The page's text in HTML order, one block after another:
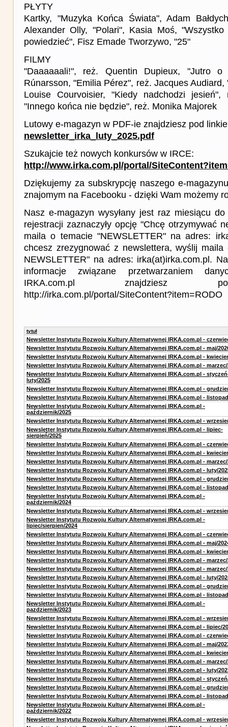
PŁYTY
Kartky, "Muzyka Końca Świata", Adam
Alexander Olly, "Polari", Kasia Moś,
powiedzieć", Fisz Emade Tworzywo, "25"
FILMY
"Daaaaaali!", reż. Quentin Dupieux, "Jutro
Rúnarsson, "Emilia Pérez", reż. Jacques
Louise Courvoisier, "Kiedy nadchodzi
"Innego końca nie będzie", reż. Monika Majorek
Lutowy e-magazyn w PDF-ie znajdziesz pod
newsletter_irka_luty_2025.pdf
Szukajcie też nowych konkursów w IRCE:
http://www.irka.com.pl/portal/
Dziękujemy za subskrypcję naszego e-
znajomym na Facebooku - dzięki Wam możemy
Nasz e-magazyn wysyłany jest raz miesiącu
rejestracji zaznaczyły opcję "Chcę otrzymywać
maila o temacie "NEWSLETTER" na adres:
chcesz zrezygnować z newslettera, wyślij
NEWSLETTER" na adres: irka(at)irka.com.pl.
informacje związane przetwarzaniem
IRKA.com.pl znajdziesz
http://irka.com.pl/portal/SiteContent?item=RODO
tytuł
Newsletter Instytutu Rozwoju Kultury Alternatywnej IRKA.com.pl -
Newsletter Instytutu Rozwoju Kultury Alternatywnej IRKA.com.pl - maj/
Newsletter Instytutu Rozwoju Kultury Alternatywnej IRKA.com.pl -
Newsletter Instytutu Rozwoju Kultury Alternatywnej IRKA.com.pl - marzec/
Newsletter Instytutu Rozwoju Kultury Alternatywnej IRKA.com.pl -
luty/2025
Newsletter Instytutu Rozwoju Kultury Alternatywnej IRKA.com.pl -
Newsletter Instytutu Rozwoju Kultury Alternatywnej IRKA.com.pl -
Newsletter Instytutu Rozwoju Kultury Alternatywnej IRKA.com.pl -
październik/2025
Newsletter Instytutu Rozwoju Kultury Alternatywnej IRKA.com.pl -
Newsletter Instytutu Rozwoju Kultury Alternatywnej IRKA.com.pl - lipiec-
sierpień/2025
Newsletter Instytutu Rozwoju Kultury Alternatywnej IRKA.com.pl -
Newsletter Instytutu Rozwoju Kultury Alternatywnej IRKA.com.pl -
Newsletter Instytutu Rozwoju Kultury Alternatywnej IRKA.com.pl - marzec/
Newsletter Instytutu Rozwoju Kultury Alternatywnej IRKA.com.pl - luty/
Newsletter Instytutu Rozwoju Kultury Alternatywnej IRKA.com.pl -
Newsletter Instytutu Rozwoju Kultury Alternatywnej IRKA.com.pl -
Newsletter Instytutu Rozwoju Kultury Alternatywnej IRKA.com.pl -
październik/2024
Newsletter Instytutu Rozwoju Kultury Alternatywnej IRKA.com.pl -
Newsletter Instytutu Rozwoju Kultury Alternatywnej IRKA.com.pl -
lipiec/sierpien/2024
Newsletter Instytutu Rozwoju Kultury Alternatywnej IRKA.com.pl -
Newsletter Instytutu Rozwoju Kultury Alternatywnej IRKA.com.pl - maj/
Newsletter Instytutu Rozwoju Kultury Alternatywnej IRKA.com.pl -
Newsletter Instytutu Rozwoju Kultury Alternatywnej IRKA.com.pl - marzec/
Newsletter Instytutu Rozwoju Kultury Alternatywnej IRKA.com.pl - marzec/
Newsletter Instytutu Rozwoju Kultury Alternatywnej IRKA.com.pl - luty/
Newsletter Instytutu Rozwoju Kultury Alternatywnej IRKA.com.pl -
Newsletter Instytutu Rozwoju Kultury Alternatywnej IRKA.com.pl -
Newsletter Instytutu Rozwoju Kultury Alternatywnej IRKA.com.pl -
pazdziernik/2023
Newsletter Instytutu Rozwoju Kultury Alternatywnej IRKA.com.pl -
Newsletter Instytutu Rozwoju Kultury Alternatywnej IRKA.com.pl - lipiec/
Newsletter Instytutu Rozwoju Kultury Alternatywnej IRKA.com.pl -
Newsletter Instytutu Rozwoju Kultury Alternatywnej IRKA.com.pl - maj/
Newsletter Instytutu Rozwoju Kultury Alternatywnej IRKA.com.pl -
Newsletter Instytutu Rozwoju Kultury Alternatywnej IRKA.com.pl - marzec/
Newsletter Instytutu Rozwoju Kultury Alternatywnej IRKA.com.pl - luty/
Newsletter Instytutu Rozwoju Kultury Alternatywnej IRKA.com.pl -
Newsletter Instytutu Rozwoju Kultury Alternatywnej IRKA.com.pl -
Newsletter Instytutu Rozwoju Kultury Alternatywnej IRKA.com.pl -
Newsletter Instytutu Rozwoju Kultury Alternatywnej IRKA.com.pl -
październik/2022
Newsletter Instytutu Rozwoju Kultury Alternatywnej IRKA.com.pl -